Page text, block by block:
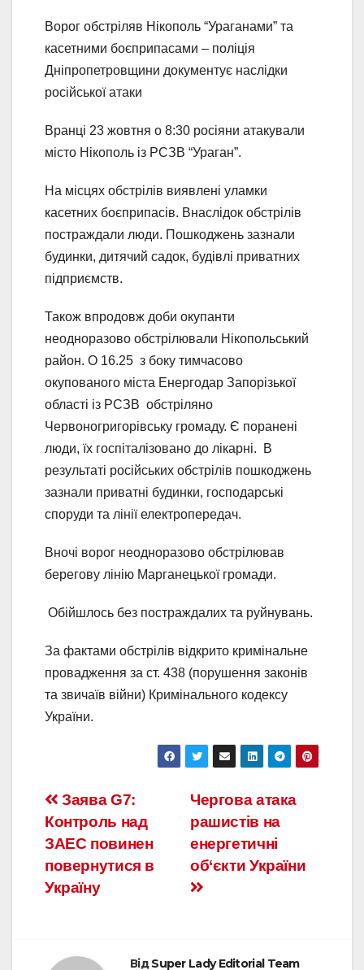
Ворог обстріляв Нікополь “Ураганами” та
касетними боєприпасами – поліція
Дніпропетровщини документує наслідки
російської атаки
Вранці 23 жовтня о 8:30 росіяни атакували
місто Нікополь із РСЗВ “Ураган”.
На місцях обстрілів виявлені уламки
касетних боєприпасів. Внаслідок обстрілів
постраждали люди. Пошкоджень зазнали
будинки, дитячий садок, будівлі приватних
підприємств.
Також впродовж доби окупанти
неодноразово обстрілювали Нікопольський
район. О 16.25 з боку тимчасово
окупованого міста Енергодар Запорізької
області із РСЗВ обстріляно
Червоногригорівську громаду. Є поранені
люди, їх госпіталізовано до лікарні.
В
результаті російських обстрілів пошкоджень
зазнали приватні будинки, господарські
споруди та лінії електропередач.
Вночі ворог неодноразово обстрілював
берегову лінію Марганецької громади.
Обійшлось без постраждалих та руйнувань.
За фактами обстрілів відкрито кримінальне
провадження за ст. 438 (порушення законів
та звичаїв війни) Кримінального кодексу
України.
Чергова атака
рашистів на
енергетичні
об‘єкти України
Заява G7:
Контроль над
ЗАЕС повинен
повернутися в
Україну
ВідSuper Lady Editorial Team